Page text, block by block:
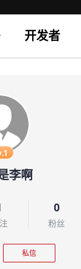
开发者
李啊
0
粉丝
私信